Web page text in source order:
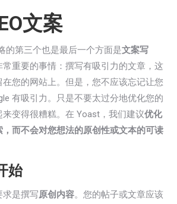
文案
的第三个也是最后一个方面是文案写
常重要的事情：撰写有吸引力的文章，这
您的网站上。但是，您不应该忘记让您
有吸引力。只是不要太过分地优化您的
变得很糟糕。在 Yoast，我们建议优化
而不会对您想法的原创性或文本的可读
始
求是撰写原创内容。您的帖子或文章应该